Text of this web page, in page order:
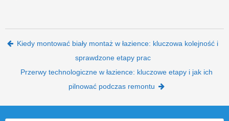
Post navigation
Kiedy montować biały montaż w łazience: kluczowa kolejność i
sprawdzone etapy prac
Przerwy technologiczne w łazience: kluczowe etapy i jak ich
pilnować podczas remontu